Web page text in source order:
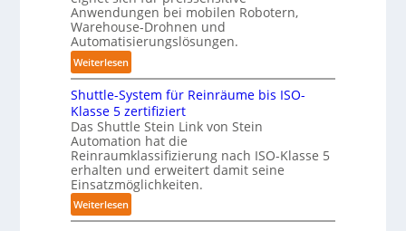
l
a
g
e
r
f
ü
r
T
a
u
c
h
u
n
g
s
r
e
f
f
2
0
2
6
a
n
d
l
i
n
g
-
S
y
s
t
e
Anwendungen bei mobilen Robotern,
Warehouse-Drohnen und
Automatisierungslösungen.
Weiterlesen:
K
o
m
p
a
k
t
e
s
Shuttle-System für Reinräume bis ISO-
Klasse 5 zertifiziert
Das Shuttle Stein Link von Stein
Automation hat die
Reinraumklassifizierung nach ISO-Klasse 5
erhalten und erweitert damit seine
Einsatzmöglichkeiten.
Weiterlesen:
S